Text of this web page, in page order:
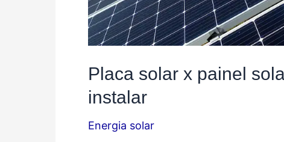
Placa solar x painel
instalar
Energia solar